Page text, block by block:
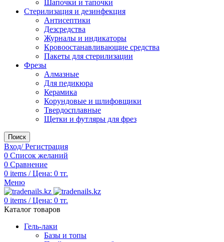
Шапочки и тапочки
Стерилизация и дезинфекция
Антисептики
Дезсредства
Журналы и индикаторы
Кровоостанавливающие средства
Пакеты для стерилизации
Фрезы
Алмазные
Для педикюра
Керамика
Корундовые и шлифовщики
Твердосплавные
Щетки и футляры для фрез
Поиск
Вход/ Регистрация
0 Список желаний
0 Сравнение
0 items / Цена: 0 тг.
Меню
0 items / Цена: 0 тг.
Каталог товаров
Гель-лаки
Базы и топы